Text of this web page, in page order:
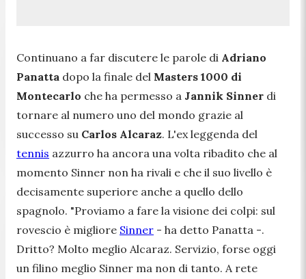
Continuano a far discutere le parole di Adriano
Panatta dopo la finale del Masters 1000 di
Montecarlo che ha permesso a Jannik Sinner di
tornare al numero uno del mondo grazie al
successo su Carlos Alcaraz. L'ex leggenda del
tennis azzurro ha ancora una volta ribadito che al
momento Sinner non ha rivali e che il suo livello è
decisamente superiore anche a quello dello
spagnolo. "Proviamo a fare la visione dei colpi: sul
rovescio è migliore Sinner - ha detto Panatta -.
Dritto? Molto meglio Alcaraz. Servizio, forse oggi
un filino meglio Sinner ma non di tanto. A rete